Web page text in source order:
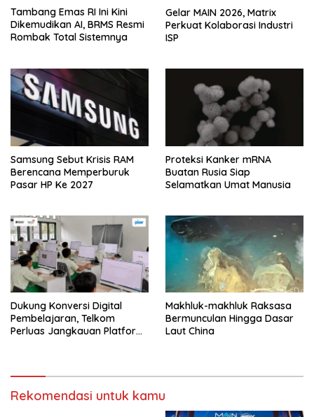
Tambang Emas RI Ini Kini
Dikemudikan AI, BRMS Resmi
Rombak Total Sistemnya
Gelar MAIN 2026, Matrix
Perkuat Kolaborasi Industri
ISP
Samsung Sebut Krisis RAM
Berencana Memperburuk
Pasar HP Ke 2027
Proteksi Kanker mRNA
Buatan Rusia Siap
Selamatkan Umat Manusia
Dukung Konversi Digital
Pembelajaran, Telkom
Perluas Jangkauan Platform
Makhluk-makhluk Raksasa
Bermunculan Hingga Dasar
Laut China
Rekomendasi untuk kamu